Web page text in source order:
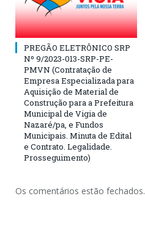
PREGÃO ELETRÔNICO SRP
Nº 9/2023-013-SRP-PE-
PMVN (Contratação de
Empresa Especializada para
Aquisição de Material de
Construção para a Prefeitura
Municipal de Vigia de
Nazaré/pa, e Fundos
Municipais. Minuta de Edital
e Contrato. Legalidade.
Prosseguimento)
Os comentários estão fechados.